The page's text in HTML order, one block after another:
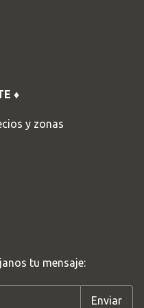
♦
y zonas
tu mensaje: